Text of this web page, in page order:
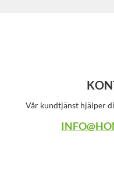
Vår kundtjänst hjälper